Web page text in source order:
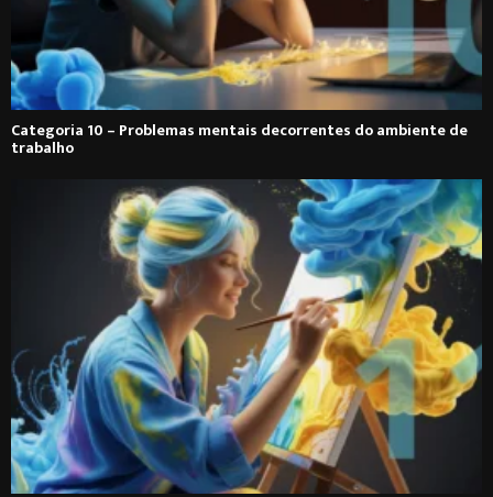
Categoria 10 – Problemas mentais decorrentes do ambiente de
trabalho